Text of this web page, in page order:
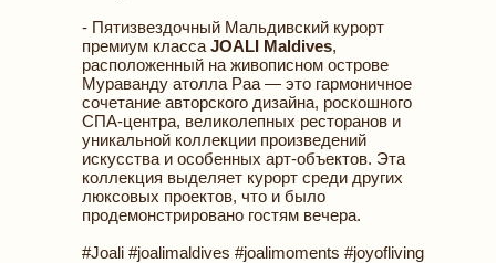
- Пятизвездочный Мальдивский курорт
премиум класса JOALI Maldives,
расположенный на живописном острове
Мураванду атолла Раа — это гармоничное
сочетание авторского дизайна, роскошного
СПА-центра, великолепных ресторанов и
уникальной коллекции произведений
искусства и особенных арт-объектов. Эта
коллекция выделяет курорт среди других
люксовых проектов, что и было
продемонстрировано гостям вечера.
#Joali #joalimaldives #joalimoments #joyofliving